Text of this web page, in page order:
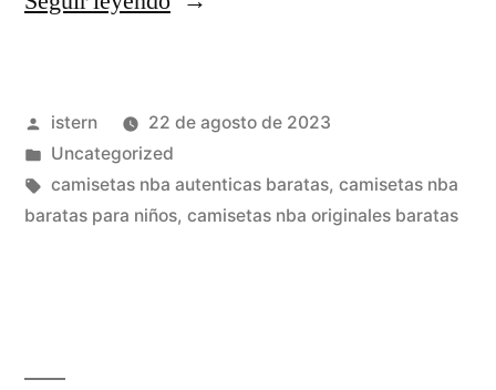
Baratas
2023»
Publicado
por
istern
22 de agosto de 2023
Publicado
en
Uncategorized
Etiquetas:
camisetas nba autenticas baratas, camisetas nba
baratas para niños, camisetas nba originales baratas